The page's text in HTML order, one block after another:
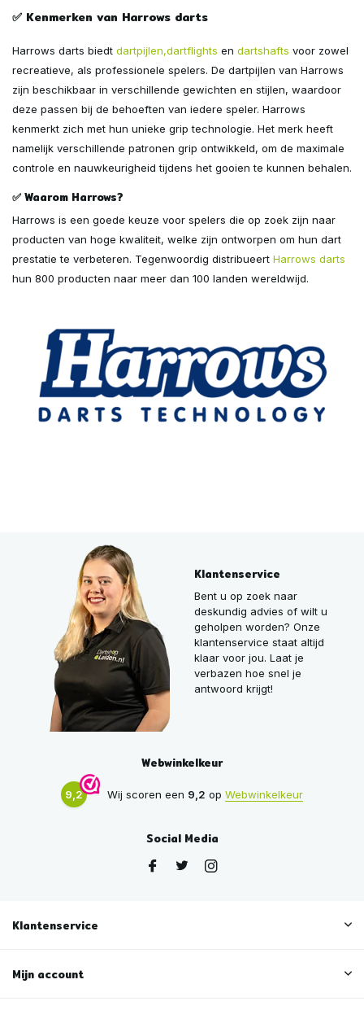
✅ Kenmerken van Harrows darts
Harrows darts biedt dartpijlen,dartflights en dartshafts voor zowel
recreatieve, als professionele spelers. De dartpijlen van Harrows
zijn beschikbaar in verschillende gewichten en stijlen, waardoor
deze passen bij de behoeften van iedere speler. Harrows
kenmerkt zich met hun unieke grip technologie. Het merk heeft
namelijk verschillende patronen grip ontwikkeld, om de maximale
controle en nauwkeurigheid tijdens het gooien te kunnen behalen.
✅ Waarom Harrows?
Harrows is een goede keuze voor spelers die op zoek zijn naar
producten van hoge kwaliteit, welke zijn ontworpen om hun dart
prestatie te verbeteren. Tegenwoordig distribueert Harrows darts
hun 800 producten naar meer dan 100 landen wereldwijd.
Klantenservice
Bent u op zoek naar
deskundig advies of wilt u
geholpen worden? Onze
klantenservice staat altijd
klaar voor jou. Laat je
verbazen hoe snel je
antwoord krijgt!
Webwinkelkeur
9,2 Wij scoren een 9,2 op Webwinkelkeur
Social Media
Klantenservice
Mijn account